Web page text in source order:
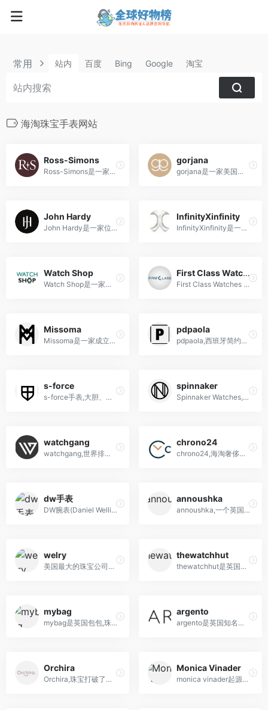
常用 站内 百度 Bing Google 淘宝
海淘珠宝手表网站
Ross-Simons
Ross-Simons是一家成立于1952年的美国知名珠宝和礼品零售商，以提供高质量珠宝首饰和贵重石饰品为主，并以合理价格和丰富选择吸引顾客。
gorjana
gorjana是一家美国珠宝和配饰品牌，以其简约时尚、高品质设计而著名，将阳光、自然元素和全球文化灵感融入其首饰和配饰产品中。
John Hardy
John Hardy是一家位于巴厘岛的高级珠宝品牌，以精湛的手工工艺、自然元素的融入和环保理念闻名于世，成为奢华与品味的象征。
InfinityXinfinity
InfinityXinfinity是一家以宇宙与星系为灵感的英国珠宝品牌，打造独特而充满无限魅力的珠宝设计。
Watch Shop
Watch Shop是一家在线手表零售商，提供来自多个品牌的高品质手表，包括机械、石英、智能手表等
First Class Watches
First Class Watches 是一家知名的在线手表零售商，提供各种豪华品牌手表和卓越的客户服务。
Missoma
Missoma是一家成立于2008年的英国时尚珠宝品牌，以其现代而简洁的设计风格和高品质的手工工艺而闻名。
pdpaola
pdpaola,西班牙简约风首饰品牌
s-force
s-force手表,大胆、耐用又强而有力之手表
spinnaker
Spinnaker Watches,英国三角帆手表,冲浪和帆船运动品牌,Logo设计也是三角帆的形状
watchgang
watchgang,世界排名第一的手表俱乐部,海淘手表网站
chrono24
chrono24,海淘奢侈手表网站,全球最大的奢华手表电商平台
dw手表
DW腕表(Daniel Wellington)-时尚潮流手表品牌丹尼尔惠灵顿每款手表设计精益求精, 简约时尚的设计理念,打造隽永经典风格
annoushka
annoushka,一个英国的知名珠宝品牌
welry
美国最大的珠宝公司创建的在线购物网站，拥有30多年的珠宝零售经验
thewatchhut
thewatchhut是英国最大手表网站
mybag
mybag是英国包包,珠宝,手表海淘网站
argento
argento是英国知名珠宝手表电商 直邮中国
Orchira
Orchira,珠宝打破了传统珠宝的设计模式，使用了众多华丽的宝石材料
Monica Vinader
monica vinader起源于英国的珠宝品牌，以其独到的品位在时尚和高端珠宝两大领域之间打开了一扇大门